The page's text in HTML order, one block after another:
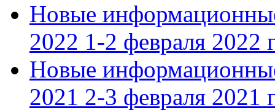
Новые
2022 1-2 февраля 2022
Новые
2021 2-3 февраля 2021